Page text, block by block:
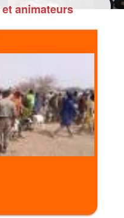
animateurs